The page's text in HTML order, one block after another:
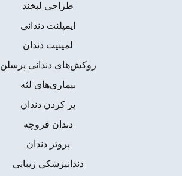
طراحی لبخند
ایمپلنت دندانی
لمینیت دندان
روکش‌های دندانی پرسلن
بیماری‌های لثه
پر کردن دندان
دندان‌ قروچه
پروتز دندان
دندانپزشکی زیبایی